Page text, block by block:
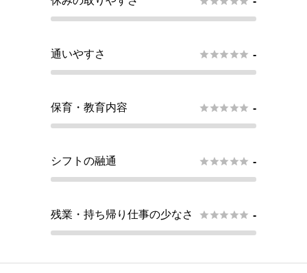
通いやすさ  -
保育・教育内容  -
シフトの融通  -
残業・持ち帰り仕事の少なさ  -